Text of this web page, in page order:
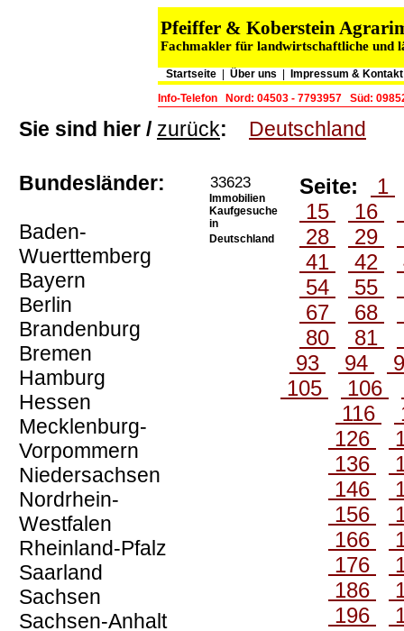
Pfeiffer & Koberstein
Fachmakler für landwirtschaftliche und
Startseite Über uns Impressum & Kontakt
Info-Telefon
Nord: 04503 - 7793957 Süd:
Sie sind hier / zurück: Deutschland
Bundesländer:
Baden-
Wuerttemberg
Bayern
Berlin
Brandenburg
Bremen
Hamburg
Hessen
Mecklenburg-
Vorpommern
Niedersachsen
Nordrhein-
Westfalen
Rheinland-Pfalz
Saarland
Sachsen
Sachsen-Anhalt
33623
Immobilien
Kaufgesuche
in
Deutschland
Seite:
1
15
16
28
29
41
42
54
55
67
68
80
81
93
94
105
106
116
126
136
146
156
166
176
186
196